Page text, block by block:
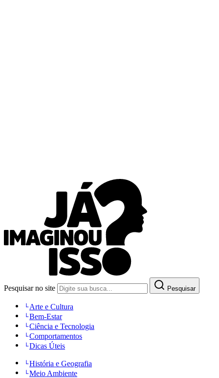
Pesquisar no site Pesquisar
Arte e Cultura
Bem-Estar
Ciência e Tecnologia
Comportamentos
Dicas Úteis
História e Geografia
Meio Ambiente